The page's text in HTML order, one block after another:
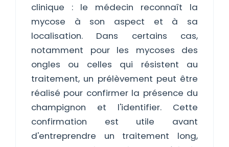
clinique : le médecin reconnaît la
mycose à son aspect et à sa
localisation. Dans certains cas,
notamment pour les mycoses des
ongles ou celles qui résistent au
traitement, un prélèvement peut être
réalisé pour confirmer la présence du
champignon et l'identifier. Cette
confirmation est utile avant
d'entreprendre un traitement long,